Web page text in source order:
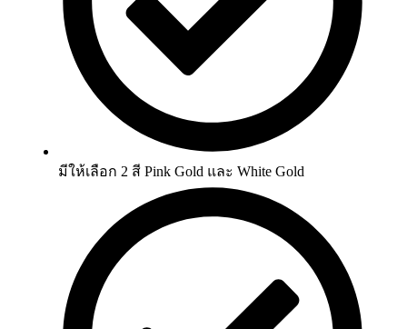
มีให้เลือก 2 สี Pink Gold และ White Gold